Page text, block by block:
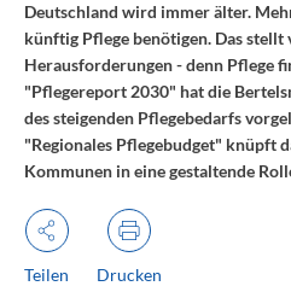
Deutschland wird immer älter.
künftig Pflege benötigen. Das
Herausforderungen - denn Pflege
"Pflegereport 2030" hat die
des steigenden Pflegebedarfs
"Regionales Pflegebudget" knüpft
Kommunen in eine gestaltende
Teilen Drucken